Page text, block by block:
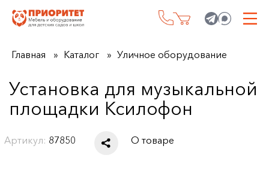
Главная Каталог Уличное оборудование
Установка для музыкальной
площадки Ксилофон
Артикул: 87850 О товаре